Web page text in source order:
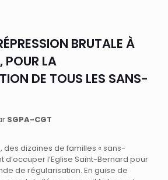
BRUTALE À
POUR LA
DE TOUS LES SANS-
SGPA-CGT
des dizaines de familles « sans-
d’occuper l’Eglise Saint-Bernard pour
de régularisation. En guise de